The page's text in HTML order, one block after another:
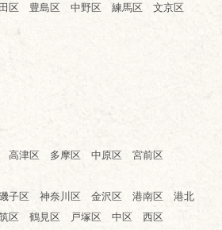
区 豊島区 中野区 練馬区 文京区
高津区 多摩区 中原区 宮前区
子区 神奈川区 金沢区 港南区 港北
区 鶴見区 戸塚区 中区 西区